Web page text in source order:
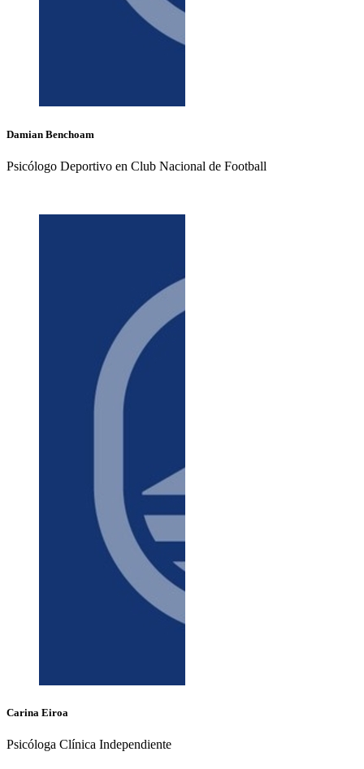
Damian Benchoam
Psicólogo Deportivo en Club Nacional de Football
Carina Eiroa
Psicóloga Clínica Independiente